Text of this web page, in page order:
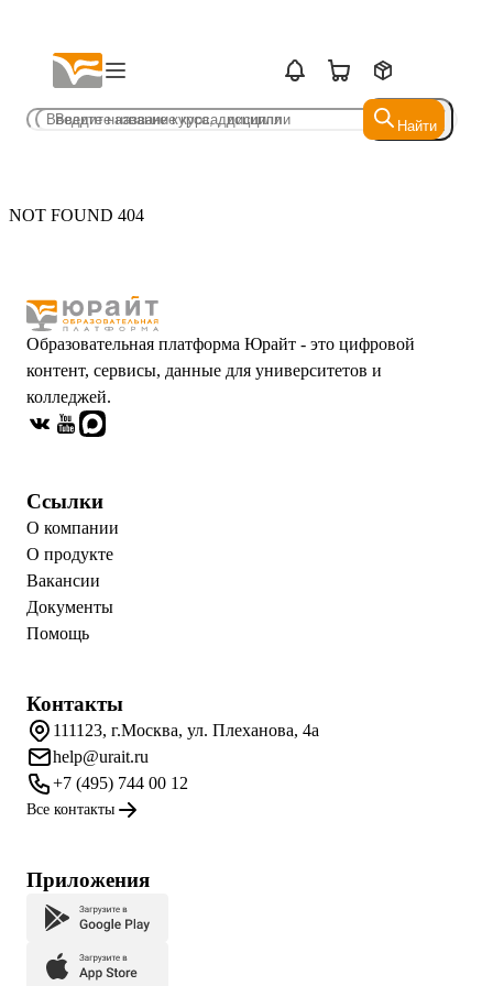
Найти
Найти
NOT FOUND 404
Образовательная платформа Юрайт - это цифровой
контент, сервисы, данные для университетов и
колледжей.
Ссылки
О компании
О продукте
Вакансии
Документы
Помощь
Контакты
111123, г.Москва, ул. Плеханова, 4а
help@urait.ru
+7 (495) 744 00 12
Все контакты
Приложения